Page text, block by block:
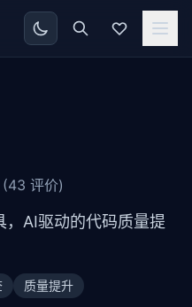
(43 评价)
AI驱动的代码质量提
质量提升